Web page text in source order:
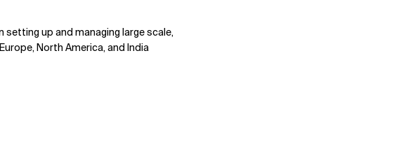
setting up and managing large scale,
North America, and India